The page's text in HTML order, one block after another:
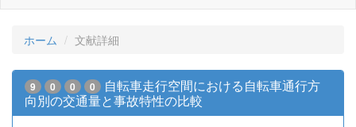
ホーム 文献詳細
9 0 0 0
自転車走行空間における自転車通行方
向別の交通量と事故特性の比較